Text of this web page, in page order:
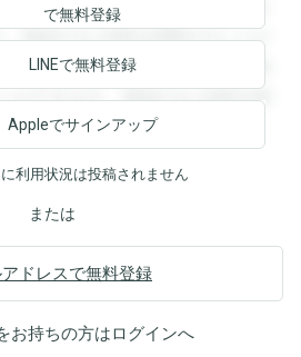
とができます。登録すると回答を
登録すると回答を閲覧することが
を閲覧することができます。登録
ができます。登録すると回答を閲
で無料登録
LINEで無料登録
Appleでサインアップ
利用状況は投稿されません
または
ドレスで無料登録
お持ちの方はログインへ